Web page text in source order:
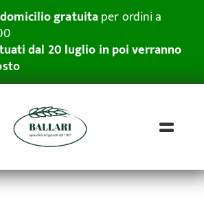
domicilio gratuitaper ordini a
dal 20 luglio in poi verranno
Toggle